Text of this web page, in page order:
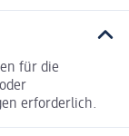
für die
erforderlich.